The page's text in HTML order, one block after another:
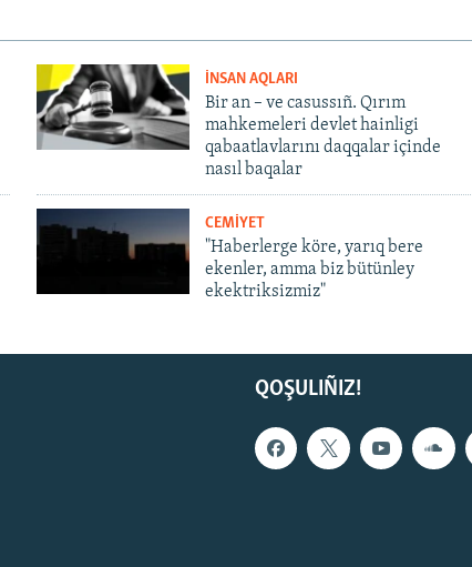
İNSAN AQLARI
Bir an – ve casussıñ. Qırım
mahkemeleri devlet hainligi
qabaatlavlarını daqqalar içinde
nasıl baqalar
CEMİYET
"Haberlerge köre, yarıq bere
ekenler, amma biz bütünley
ekektriksizmiz"
QOŞULIÑIZ!